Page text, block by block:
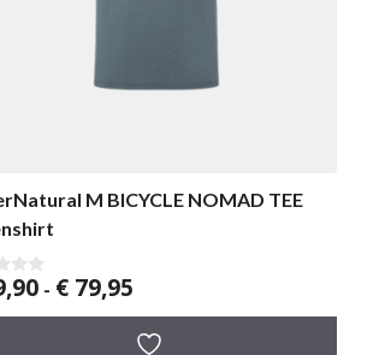
M BICYCLE NOMAD TEE
- € 79,95
tot